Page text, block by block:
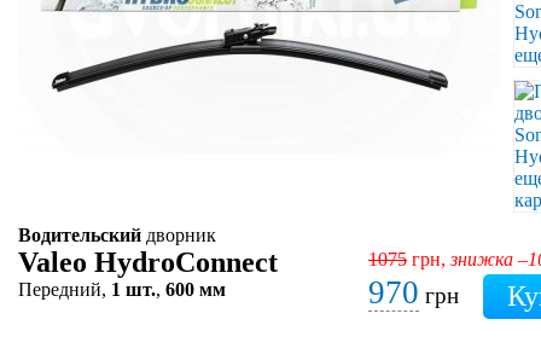
Водительский дворник
Valeo HydroConnect
Передний, 1 шт., 600 мм
1075 грн,знижка
970 грн